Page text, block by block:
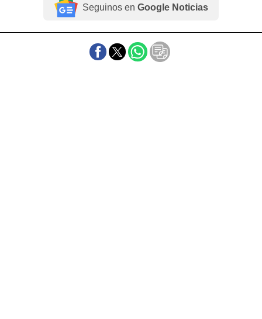
Seguinos en Google Noticias